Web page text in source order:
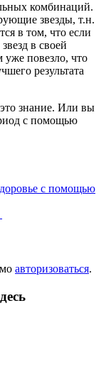
комбинаций.
звезды, т.н.
в том, что если
в своей
повезло, что
результата
знание. Или вы
с помощью
с помощью
авторизоваться.